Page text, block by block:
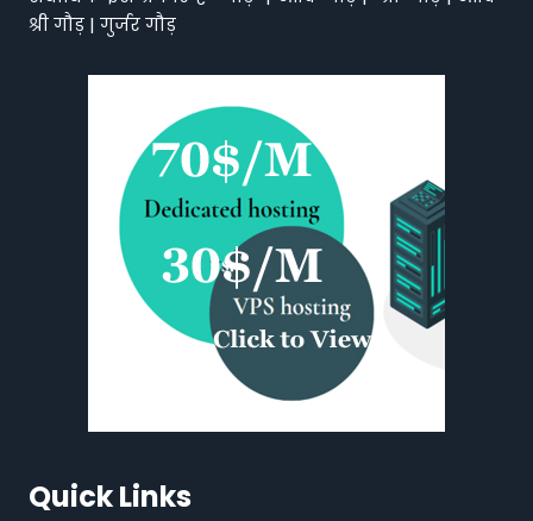
श्री गौड़ | गुर्जर गौड़
Quick Links